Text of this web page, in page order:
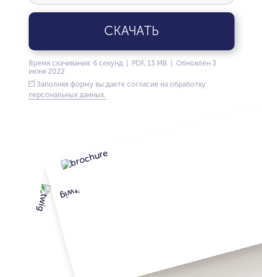
СКАЧАТЬ
Время скачивания: 6 секунд | PDF, 13 MB | Обновлён 3
июня 2022
Заполняя форму вы даете согласие на обработку
персональных данных.